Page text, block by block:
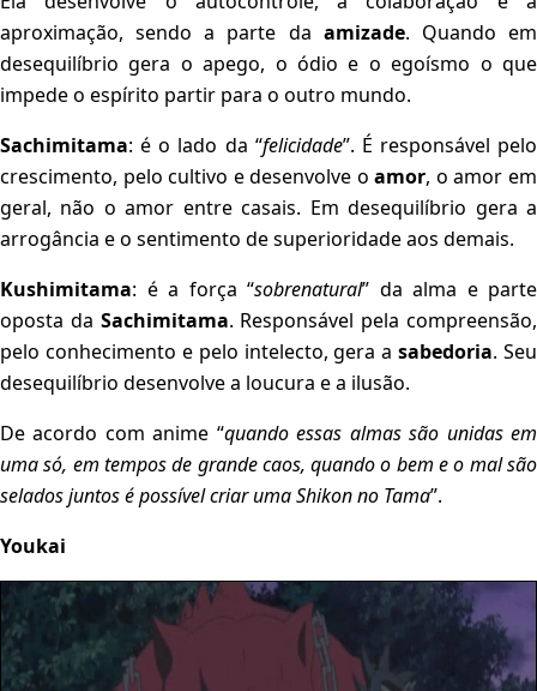
aproximação, sendo a parte da amizade. Quando em
desequilíbrio gera o apego, o ódio e o egoísmo o que
impede o espírito partir para o outro mundo.
Sachimitama: é o lado da “felicidade”. É responsável pelo
crescimento, pelo cultivo e desenvolve oamor, o amor em
geral, não o amor entre casais. Em desequilíbrio gera a
arrogância e o sentimento de superioridade aos demais.
Kushimitama: é a força “sobrenatural” da alma e parte
oposta da Sachimitama. Responsável pela compreensão,
pelo conhecimento e pelo intelecto, gera asabedoria. Seu
desequilíbrio desenvolve a loucura e a ilusão.
De acordo com anime “quando essas almas são unidas em
uma só, em tempos de grande caos, quando o bem e o mal são
selados juntos é possível criar uma Shikon no Tama”.
Youkai